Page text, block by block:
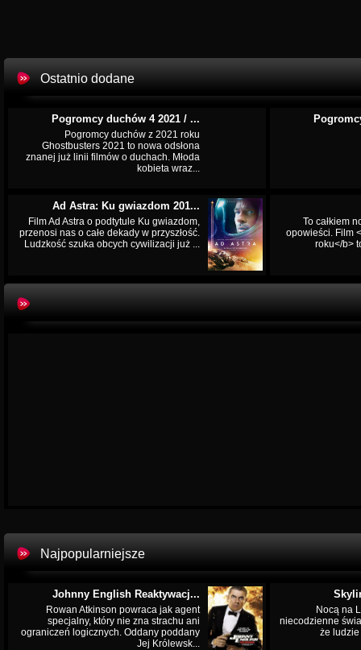
Ostatnio dodane
Pogromcy duchów 4 2021 / ...
Pogromcy duchów z 2021 roku
Ghostbusters 2021 to nowa odsłona
znanej już linii filmów o duchach. Młoda
kobieta wraz...
Ad Astra: Ku gwiazdom 201...
Film Ad Astra o podtytule Ku gwiazdom,
przenosi nas o całe dekady w przyszłość.
Ludzkość szuka obcych cywilizacji już ...
To całkiem
opowieści. Film
roku</b>
Najpopularniejsze
Johnny English Reaktywacj...
Rowan Atkinson powraca jak agent
specjalny, który nie zna strachu ani
ograniczeń logicznych. Oddany poddany
Jej Królewsk...
Nocą na
niecodzienne
że